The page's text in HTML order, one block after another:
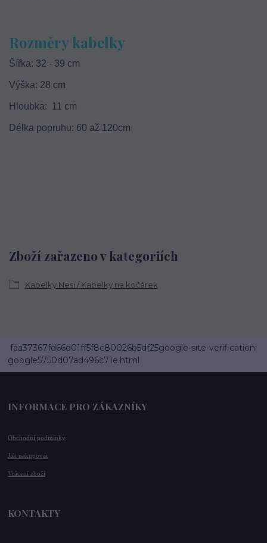
Rozměry kabelky
Šířka: 32 - 39 cm
Výška: 28 cm
Hloubka: 11 cm
Délka popruhu: 60 až 120cm
Zboží zařazeno v kategoriích
Kabelky Nesi / Kabelky na kočárek
faa37367fd66d01ff5f8c80026b5df25google-site-verification:
google5750d07ad496c71e.html
INFORMACE PRO ZÁKAZNÍKY
Obchodní podmínky
Jak nakupovat
Vrácení zboží
KONTAKTY